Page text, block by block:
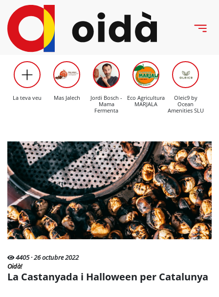
La teva veu Mas Jalech
Jordi Bosch -
Mama
Fermenta
Eco Agricultura
MARJALA
Oleic9 by
Ocean
Amenities SLU
4405 · 26 octubre 2022
Oidà!
La Castanyada i Halloween per Catalunya